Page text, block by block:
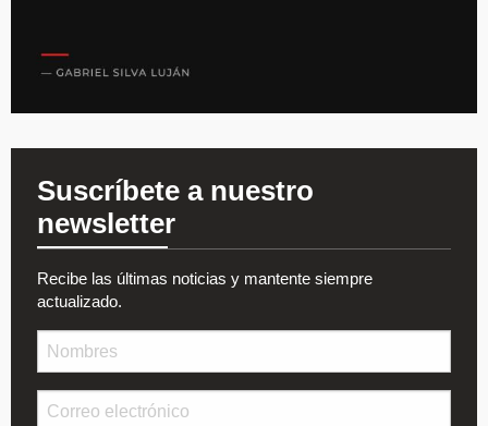
Suscríbete a nuestro
newsletter
Recibe las últimas noticias y mantente siempre
actualizado.